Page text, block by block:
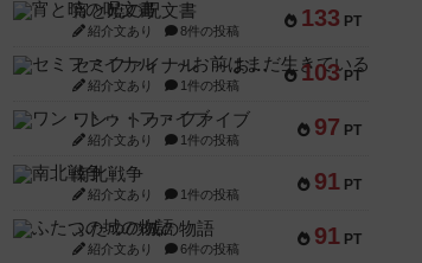
133 PT
宵と暁の呪文書
紹介文あり 8件の投稿
103 PT
セミファイナル ～お前はまだ生きている～
紹介文あり 1件の投稿
97 PT
ワン・トゥ・ファイブ
紹介文あり 1件の投稿
91 PT
南北戦争
紹介文あり 1件の投稿
91 PT
ふたつの城の物語
紹介文あり 6件の投稿